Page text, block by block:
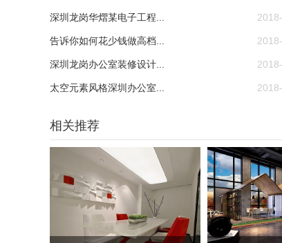
深圳龙岗华熠某电子工程...
告诉你如何花少钱做高档...
深圳龙岗办公室装修设计...
太空元素风格深圳办公室...
相关推荐